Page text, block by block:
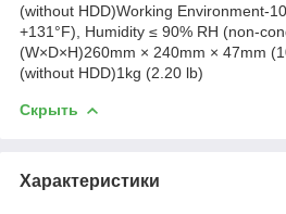
(without HDD)Working Environment-
+131°F), Humidity ≤ 90% RH (non-
(W×D×H)260mm × 240mm × 47mm
(without HDD)1kg (2.20 lb)
Скрыть
Характеристики